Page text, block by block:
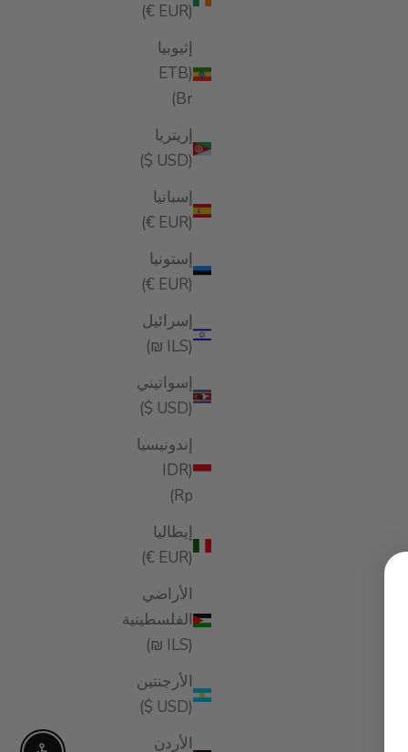
(EUR €)
إثيوبيا
(ETB
Br)
إريتريا
(USD $)
إسبانيا
(EUR €)
إستونيا
(EUR €)
إسرائيل
(ILS ₪)
إسواتيني
(USD $)
إندونيسيا
(IDR
Rp)
إيطاليا
(EUR €)
الأراضي
الفلسطينية
(ILS ₪)
الأرجنتين
(USD $)
الأردن
Recovery Hair Essence